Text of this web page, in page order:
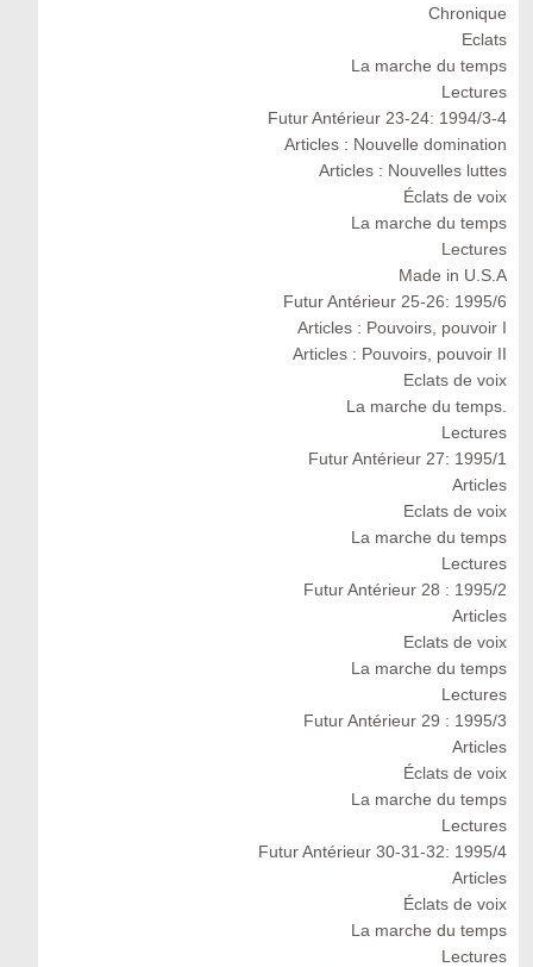
Chronique
Eclats
La marche du temps
Lectures
Futur Antérieur 23-24: 1994/3-4
Articles : Nouvelle domination
Articles : Nouvelles luttes
Éclats de voix
La marche du temps
Lectures
Made in U.S.A
Futur Antérieur 25-26: 1995/6
Articles : Pouvoirs, pouvoir I
Articles : Pouvoirs, pouvoir II
Eclats de voix
La marche du temps.
Lectures
Futur Antérieur 27: 1995/1
Articles
Eclats de voix
La marche du temps
Lectures
Futur Antérieur 28 : 1995/2
Articles
Eclats de voix
La marche du temps
Lectures
Futur Antérieur 29 : 1995/3
Articles
Éclats de voix
La marche du temps
Lectures
Futur Antérieur 30-31-32: 1995/4
Articles
Éclats de voix
La marche du temps
Lectures